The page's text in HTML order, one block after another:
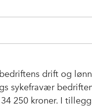
drift og
sykefravær
250 kroner. I